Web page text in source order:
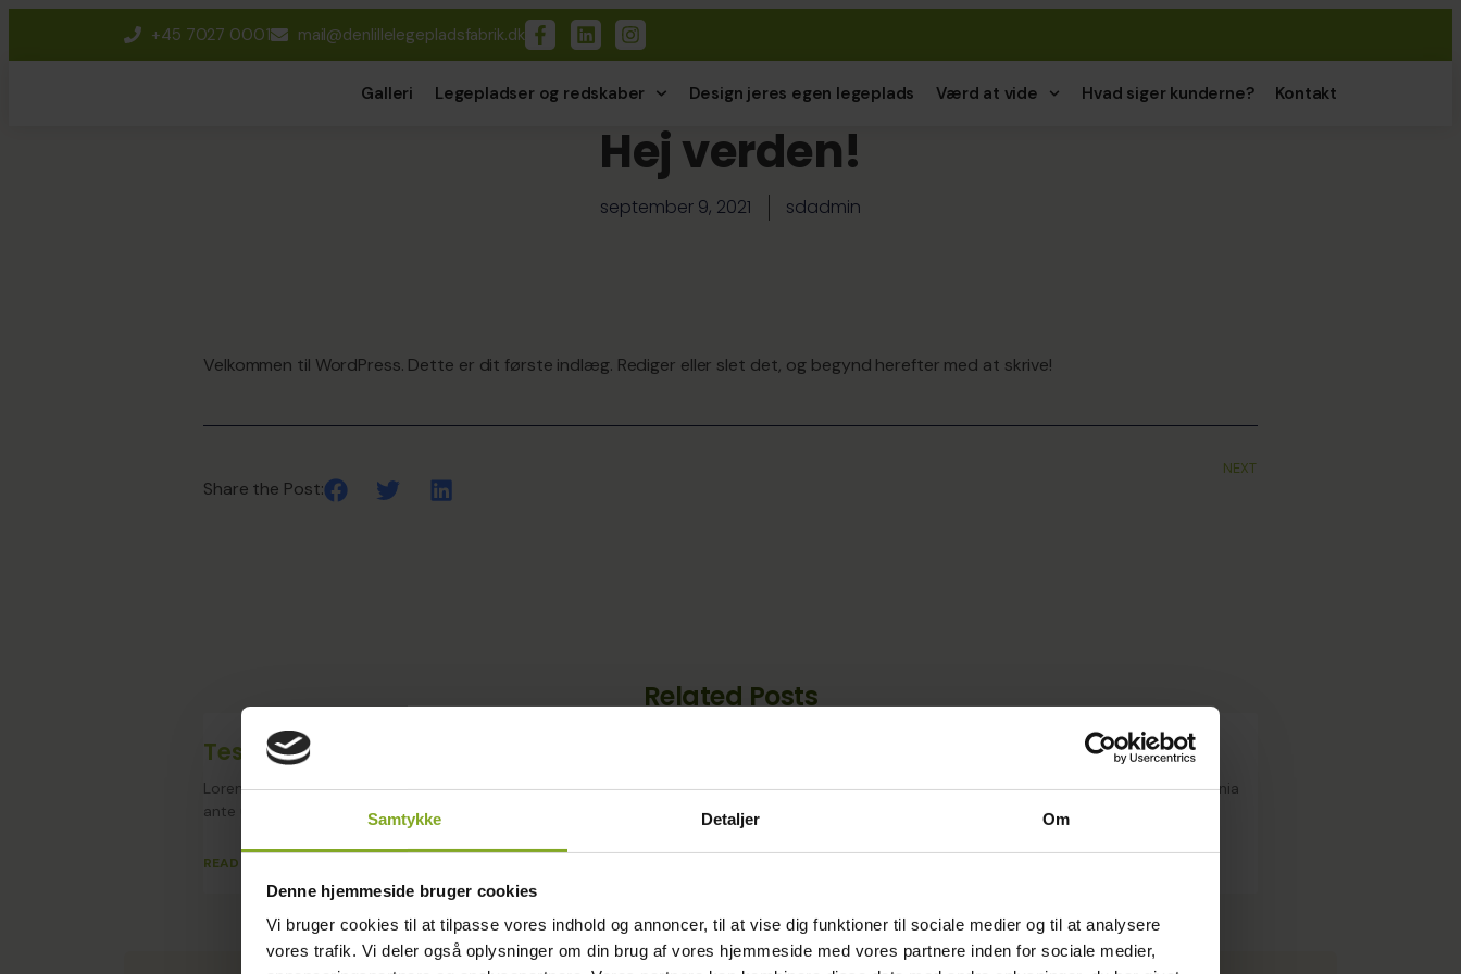
Samtykke Detaljer Om
Denne hjemmeside bruger cookies
Vi bruger cookies til at tilpasse vores indhold og annoncer, til at vise dig funktioner til sociale medier og til at analysere
vores trafik. Vi deler også oplysninger om din brug af vores hjemmeside med vores partnere inden for sociale medier,
+45 7027 0001 mail@denlillelegepladsfabrik.dk
Galleri Legepladser og redskaber Design jeres egen legeplads Værd at vide Hvad siger kunderne? Kontakt
Hej verden!
september 9, 2021 sdadmin
Velkommen til WordPress. Dette er dit første indlæg. Rediger eller slet det, og begynd herefter med at skrive!
NEXT
Share the Post:
Related Posts
Test #6
Lorem ipsum dolor sit amet, consectetur adipiscing elit. Sed lacinia
ante ut imperdiet maximus. Mauris non porttitor tortor. Cras et
READ MORE
Lorem ipsum dolor sit amet, consectetur adipiscing elit. Sed lacinia
ante ut imperdiet maximus. Mauris non porttitor tortor. Cras et